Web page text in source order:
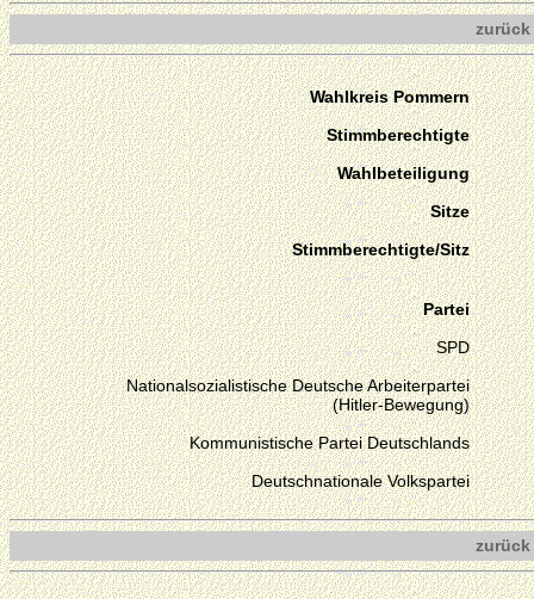
zurück
Wahlkreis Pommern
Stimmberechtigte
Wahlbeteiligung
Sitze
Stimmberechtigte/Sitz
Partei
SPD
Nationalsozialistische Deutsche Arbeiterpartei
(Hitler-Bewegung)
Kommunistische Partei Deutschlands
Deutschnationale Volkspartei
zurück